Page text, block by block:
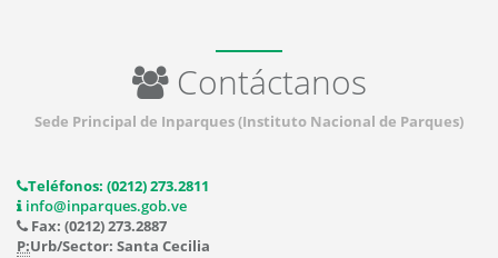
Contáctanos
Sede Principal de Inparques (Instituto Nacional de Parques)
Teléfonos: (0212) 273.2811
info@inparques.gob.ve
Fax: (0212) 273.2887
P:Urb/Sector: Santa Cecilia